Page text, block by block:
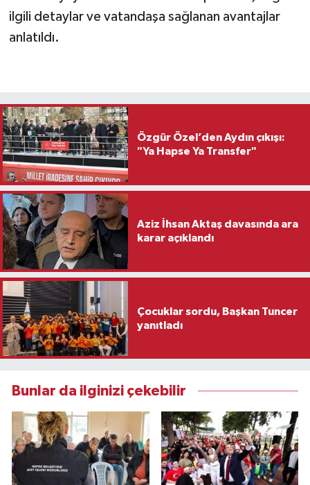
ilgili detaylar ve vatandaşa sağlanan avantajlar
anlatıldı.
Özgür Özel’den Aydın çıkışı:
"Ya Hapse Ya Transfer"
Aziz İhsan Aktaş davasında ara
karar açıklandı
Çocuklar sordu, Başkan Tuncer
yanıtladı
Bunlar da ilginizi çekebilir